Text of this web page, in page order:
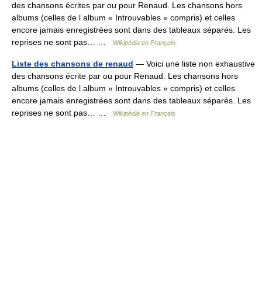
des chansons écrites par ou pour Renaud. Les chansons hors
albums (celles de l album « Introuvables » compris) et celles
encore jamais enregistrées sont dans des tableaux séparés. Les
reprises ne sont pas… …
Wikipédia en Français
Liste des chansons de renaud — Voici une liste non exhaustive
des chansons écrite par ou pour Renaud. Les chansons hors
albums (celles de l album « Introuvables » compris) et celles
encore jamais enregistrées sont dans des tableaux séparés. Les
reprises ne sont pas… …
Wikipédia en Français